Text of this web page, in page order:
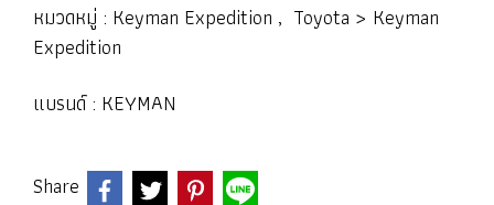
หมวดหมู่ : Keyman Expedition , Toyota > Keyman
Expedition
แบรนด์ : KEYMAN
Share